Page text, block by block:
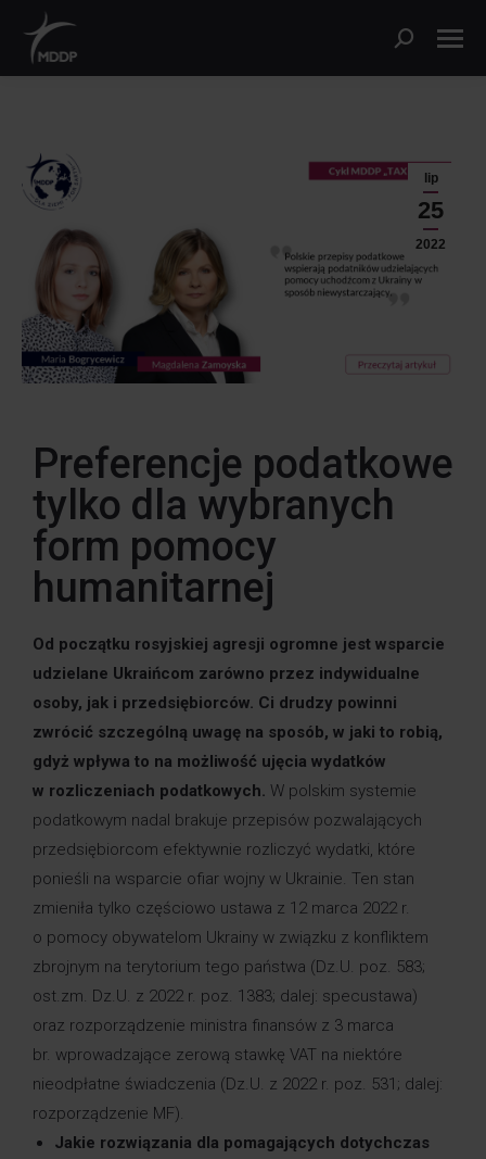
lip
25
2022
Preferencje podatkowe
tylko dla wybranych
form pomocy
humanitarnej
Od początku rosyjskiej agresji ogromne jest wsparcie
udzielane Ukraińcom zarówno przez indywidualne
osoby, jak i przedsiębiorców. Ci drudzy powinni
zwrócić szczególną uwagę na sposób, w jaki to robią,
gdyż wpływa to na możliwość ujęcia wydatków
w rozliczeniach podatkowych. W polskim systemie
podatkowym nadal brakuje przepisów pozwalających
przedsiębiorcom efektywnie rozliczyć wydatki, które
ponieśli na wsparcie ofiar wojny w Ukrainie. Ten stan
zmieniła tylko częściowo ustawa z 12 marca 2022 r.
o pomocy obywatelom Ukrainy w związku z konfliktem
zbrojnym na terytorium tego państwa (Dz.U. poz. 583;
ost.zm. Dz.U. z 2022 r. poz. 1383; dalej: specustawa)
oraz rozporządzenie ministra finansów z 3 marca
br. wprowadzające zerową stawkę VAT na niektóre
nieodpłatne świadczenia (Dz.U. z 2022 r. poz. 531; dalej:
rozporządzenie MF).
Jakie rozwiązania dla pomagających dotychczas